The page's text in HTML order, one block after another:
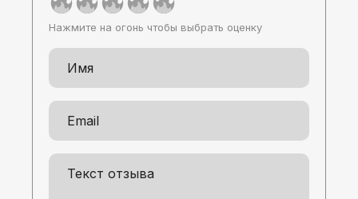
Нажмите на огонь чтобы выбрать оценку